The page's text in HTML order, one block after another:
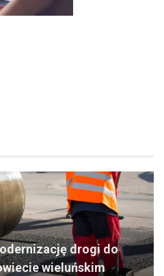
drogi do
wieluńskim